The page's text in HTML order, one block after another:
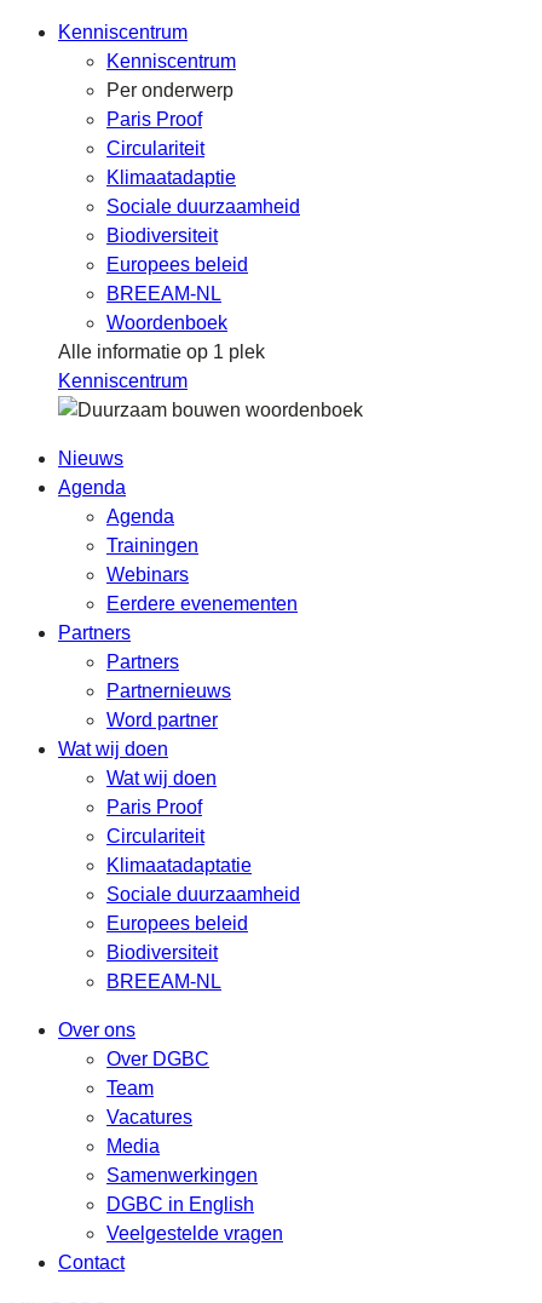
Kenniscentrum
Kenniscentrum
Per onderwerp
Paris Proof
Circulariteit
Klimaatadaptie
Sociale duurzaamheid
Biodiversiteit
Europees beleid
BREEAM-NL
Woordenboek
Alle informatie op 1 plek
Kenniscentrum
Nieuws
Agenda
Agenda
Trainingen
Webinars
Eerdere evenementen
Partners
Partners
Partnernieuws
Word partner
Wat wij doen
Wat wij doen
Paris Proof
Circulariteit
Klimaatadaptatie
Sociale duurzaamheid
Europees beleid
Biodiversiteit
BREEAM-NL
Over ons
Over DGBC
Team
Vacatures
Media
Samenwerkingen
DGBC in English
Veelgestelde vragen
Contact